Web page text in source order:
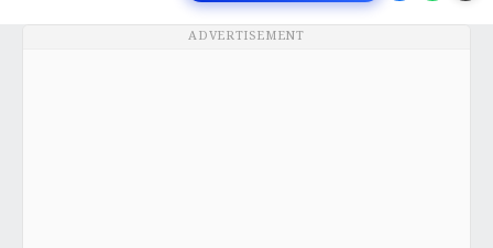
ADVERTISEMENT